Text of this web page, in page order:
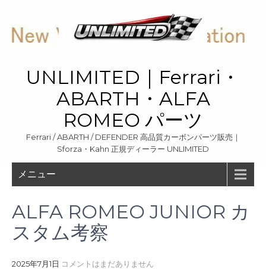
content
UNLIMITED｜Ferrari・
ABARTH・ALFA
ROMEO パーツ
Ferrari / ABARTH / DEFENDER 高品質カーボンパーツ販売｜
Sforza・Kahn 正規ディーラー UNLIMITED
メニュー
ALFA ROMEO JUNIOR カ
スタム考察
2025年7月1日 コメントはまだありません